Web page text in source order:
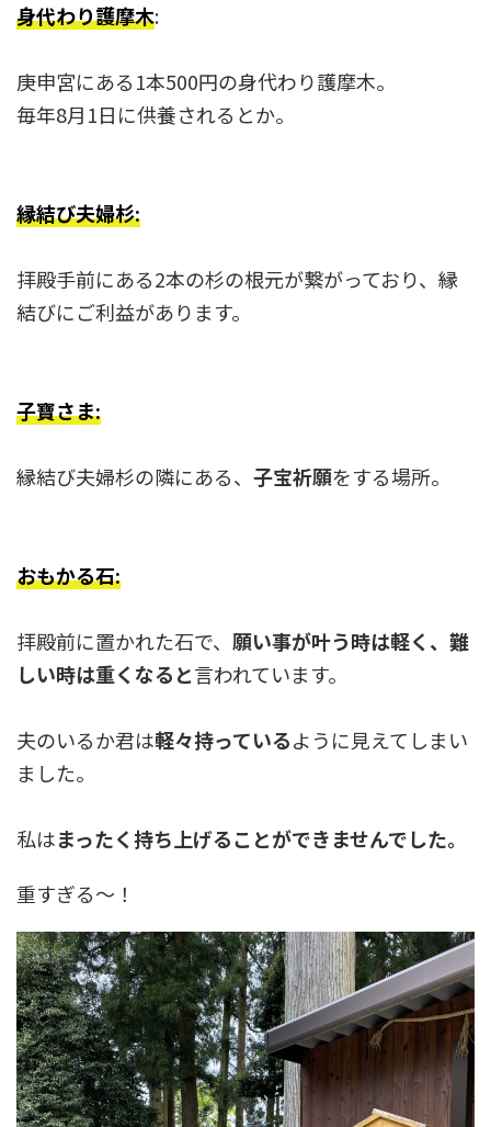
身代わり護摩木:
庚申宮にある1本500円の身代わり護摩木。
毎年8月1日に供養されるとか。
縁結び夫婦杉:
拝殿手前にある2本の杉の根元が繋がっており、縁
結びにご利益があります。
子寶さま:
縁結び夫婦杉の隣にある、 子宝祈願をする場所。
おもかる石:
拝殿前に置かれた石で、 願い事が叶う時は軽く、難
しい時は重くなると言われています。
夫のいるか君は軽々持っているように見えてしまい
ました。
私はまったく持ち上げることができませんでした。
重すぎる〜！